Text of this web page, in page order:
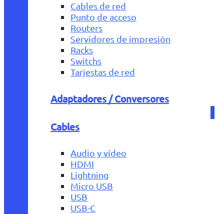
Cables de red
Punto de acceso
Routers
Servidores de impresión
Racks
Switchs
Tarjestas de red
Adaptadores / Conversores
Cables
Audio y vídeo
HDMI
Lightning
Micro USB
USB
USB-C